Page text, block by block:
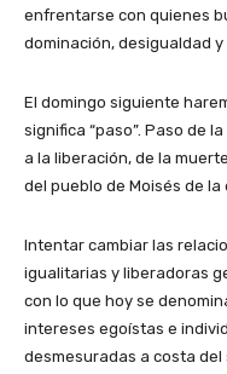
enfrentarse con quienes
dominación, desigualdad y
El domingo siguiente
significa “paso”. Paso de
a la liberación, de la
del pueblo de Moisés de
Intentar cambiar las
igualitarias y liberadoras
con lo que hoy se
intereses egoístas e
desmesuradas a costa del